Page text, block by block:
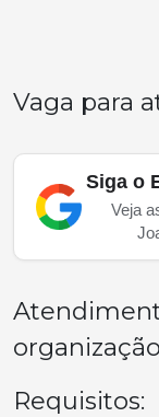
Vaga para
Siga o
Veja
Requisitos: